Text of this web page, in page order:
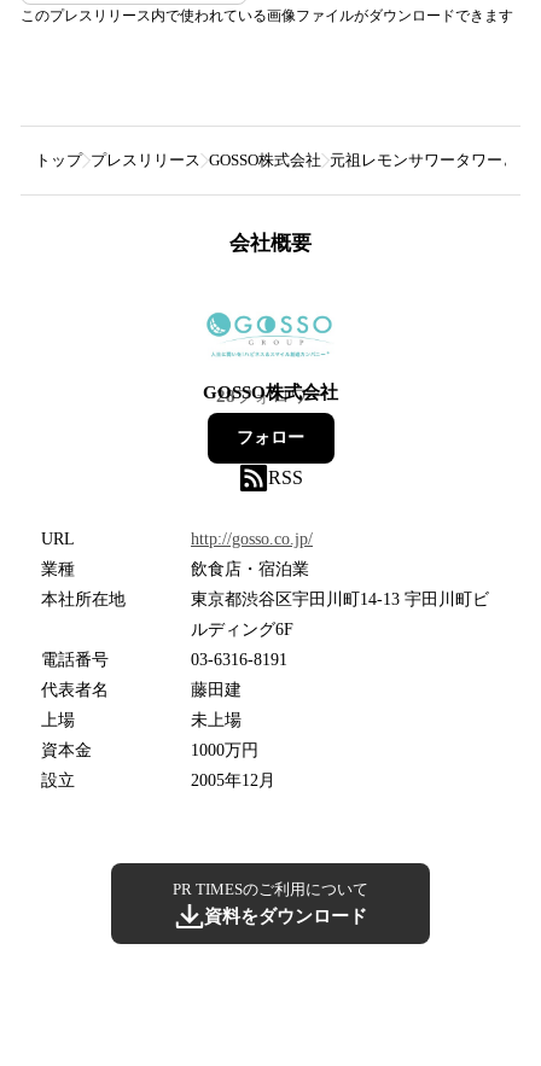
このプレスリリース内で使われている画像ファイルがダウンロードできます
トップ プレスリリース GOSSO株式会社 元祖レモンサワータワーと
会社概要
GOSSO株式会社
28フォロワー
フォロー
RSS
URL
http://gosso.co.jp/
業種
飲食店・宿泊業
本社所在地
東京都渋谷区宇田川町14-13 宇田川町ビ
ルディング6F
電話番号
03-6316-8191
代表者名
藤田建
上場
未上場
資本金
1000万円
設立
2005年12月
PR TIMESのご利用について
資料をダウンロード